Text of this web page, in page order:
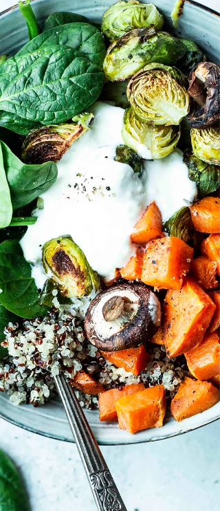
"Dieses einfache und super leckere rote Thai
Curry mit Gemüse ist in nur 25 Minuten
fertig und zieht euch mit ordentlich Feuer
Arsch...